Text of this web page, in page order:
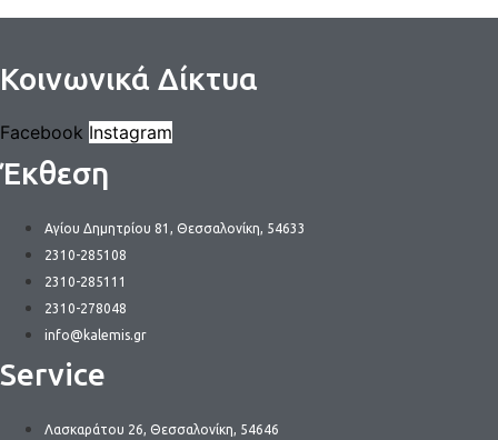
Κοινωνικά Δίκτυα
Facebook Instagram
Έκθεση
Αγίου Δημητρίου 81, Θεσσαλονίκη, 54633
2310-285108
2310-285111
2310-278048
info@kalemis.gr
Service
Λασκαράτου 26, Θεσσαλονίκη, 54646